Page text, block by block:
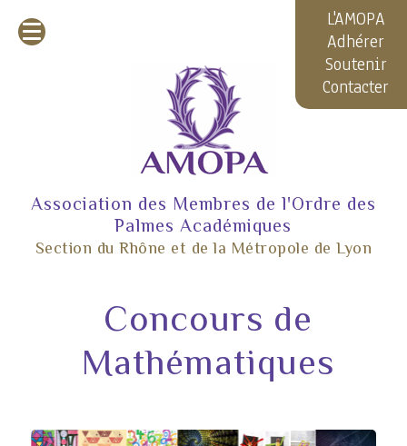
L'AMOPA
Adhérer
Soutenir
Contacter
Association des Membres de l'Ordre des
Palmes Académiques
Section du Rhône et de la Métropole de Lyon
Concours de
Mathématiques